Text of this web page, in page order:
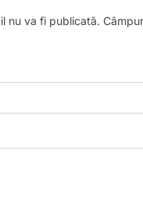
nu va fi publicată.